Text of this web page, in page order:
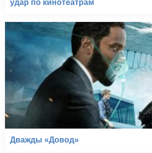
удар по кинотеатрам
Дважды «Довод»